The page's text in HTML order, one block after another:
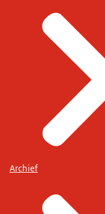
Archief